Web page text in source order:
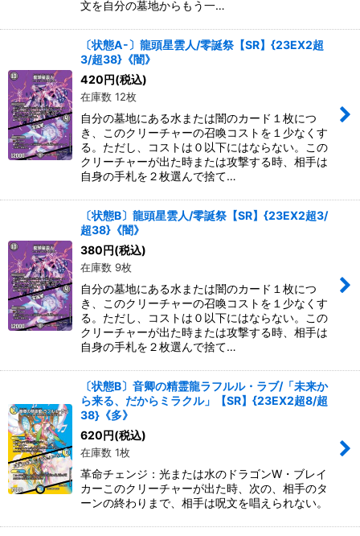
文を自分の墓地からもう一…
〔状態A-〕龍頭星雲人/零誕祭【SR】{23EX2超
3/超38}《闇》
420 円(税込)
在庫数 12枚
自分の墓地にある水または闇のカード１枚につ
き、このクリーチャーの召喚コストを１少なくす
る。ただし、コストは０以下にはならない。この
クリーチャーが出た時または攻撃する時、相手は
自身の手札を２枚選んで捨て…
〔状態B〕龍頭星雲人/零誕祭【SR】{23EX2超3/
超38}《闇》
380 円(税込)
在庫数 9枚
自分の墓地にある水または闇のカード１枚につ
き、このクリーチャーの召喚コストを１少なくす
る。ただし、コストは０以下にはならない。この
クリーチャーが出た時または攻撃する時、相手は
自身の手札を２枚選んで捨て…
〔状態B〕音卿の精霊龍ラフルル・ラブ/「未来か
ら来る、だからミラクル」【SR】{23EX2超8/超
38}《多》
620 円(税込)
在庫数 1枚
革命チェンジ：光または水のドラゴンW・ブレイ
カーこのクリーチャーが出た時、次の、相手のタ
ーンの終わりまで、相手は呪文を唱えられない。